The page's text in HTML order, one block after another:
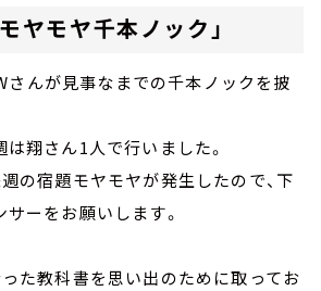
ヤモヤ千本ノック」
んが見事なまでの千本ノックを披
翔さん1人で行いました。
の宿題モヤモヤが発生したので、下
ーをお願いします。
った教科書を思い出のために取ってお